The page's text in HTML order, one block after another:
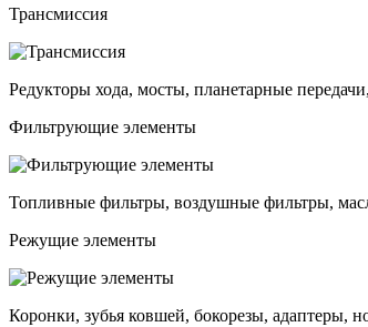
Трансмиссия
Редукторы хода, мосты, планетарные
Фильтрующие элементы
Топливные фильтры, воздушные фильтры,
Режущие элементы
Коронки, зубья ковшей, бокорезы, адаптеры,